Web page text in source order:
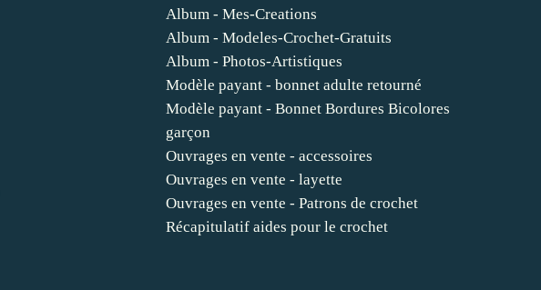
Album - Mes-Creations
Album - Modeles-Crochet-Gratuits
Album - Photos-Artistiques
Modèle payant - bonnet adulte retourné
Modèle payant - Bonnet Bordures Bicolores
garçon
Ouvrages en vente - accessoires
Ouvrages en vente - layette
Ouvrages en vente - Patrons de crochet
Récapitulatif aides pour le crochet